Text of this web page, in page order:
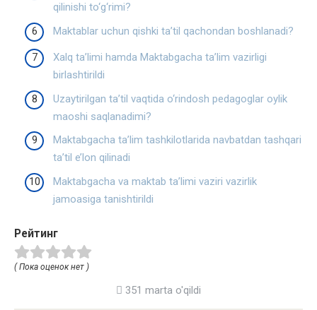
qilinishi to‘g‘rimi?
Maktablar uchun qishki ta’til qachondan boshlanadi?
Xalq ta’limi hamda Maktabgacha ta’lim vazirligi
birlashtirildi
Uzaytirilgan ta’til vaqtida o‘rindosh pedagoglar oylik
maoshi saqlanadimi?
Maktabgacha ta’lim tashkilotlarida navbatdan tashqari
ta’til e’lon qilinadi
Maktabgacha va maktab ta’limi vaziri vazirlik
jamoasiga tanishtirildi
Рейтинг
( Пока оценок нет )
351 marta o'qildi